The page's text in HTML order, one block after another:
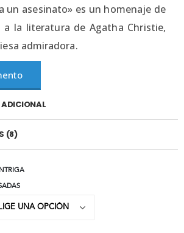
un asesinato» es un homenaje de
a la literatura de Agatha Christie,
admiradora.
(8)
INTRIGA